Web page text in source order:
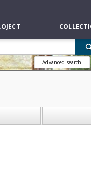
Advanced search